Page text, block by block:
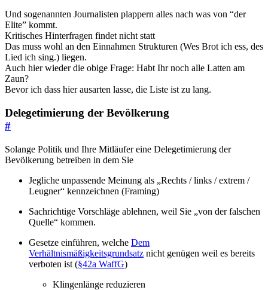
Und sogenannten Journalisten plappern alles nach was von “der
Elite” kommt.
Kritisches Hinterfragen findet nicht statt
Das muss wohl an den Einnahmen Strukturen (Wes Brot ich ess, des
Lied ich sing.) liegen.
Auch hier wieder die obige Frage: Habt Ihr noch alle Latten am
Zaun?
Bevor ich dass hier ausarten lasse, die Liste ist zu lang.
Delegetimierung der Bevölkerung
#
Solange Politik und Ihre Mitläufer eine Delegetimierung der
Bevölkerung betreiben in dem Sie
Jegliche unpassende Meinung als „Rechts / links / extrem /
Leugner“ kennzeichnen (Framing)
Sachrichtige Vorschläge ablehnen, weil Sie „von der falschen
Quelle“ kommen.
Gesetze einführen, welche Dem
Verhältnismäßigkeitsgrundsatz nicht genügen weil es bereits
verboten ist (§42a WaffG)
Klingenlänge reduzieren